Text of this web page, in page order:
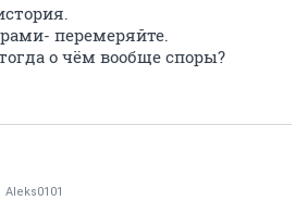
перемеряйте.
о чём вообще споры?
Aleks0101